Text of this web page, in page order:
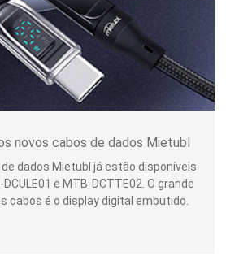
novos cabos de dados Mietubl
dados Mietubl já estão disponíveis
e MTB-DCTTE02. O grande
cabos é o display digital embutido.